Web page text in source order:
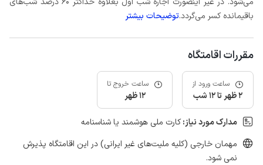
باقیمانده کسر می‌گردد.توضیحات بیشتر
مقررات اقامتگاه
ساعت ورود از
2 ظهر تا 12 شب
ساعت خروج تا
12 ظهر
مدارک مورد نیاز:کارت ملی هوشمند یا شناسنامه
مهمان خارجی (کلیه ملیت‌های غیر ایرانی) در این اقامتگاه پذیرش
نمی شود.